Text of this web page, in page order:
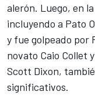
alerón. Luego, en
incluyendo a Pato
y fue golpeado por
novato Caio Collet
Scott Dixon,
significativos.